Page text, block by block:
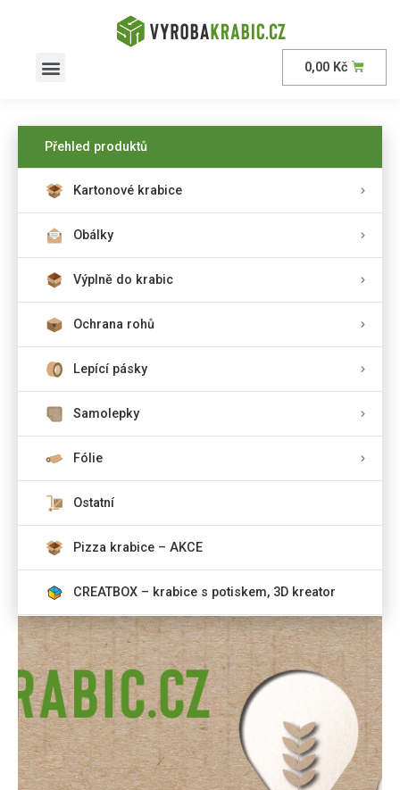
0,00 Kč
Přehled produktů
Kartonové krabice
Obálky
Výplně do krabic
Ochrana rohů
Lepící pásky
Samolepky
Fólie
Ostatní
Pizza krabice – AKCE
CREATBOX – krabice s potiskem, 3D kreator